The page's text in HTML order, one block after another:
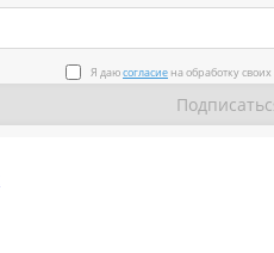
Я даюсогласие на обработку